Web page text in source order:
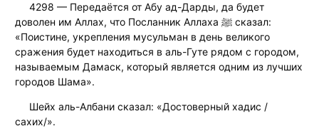
4298 — Передаётся от Абу ад-Дарды, да будет
доволен им Аллах, что Посланник Аллаха ﷺ сказал:
«Поистине, укрепления мусульман в день великого
сражения будет находиться в аль-Гуте рядом с городом,
называемым Дамаск, который является одним из лучших
городов Шама».
Шейх аль-Албани сказал: «Достоверный хадис /
сахих/».